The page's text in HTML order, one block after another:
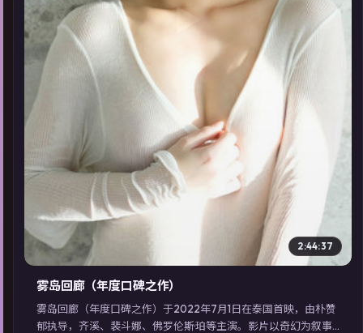
▶
2:44:37
雾岛回廊（年度口碑之作）
雾岛回廊（年度口碑之作）于2022年7月1日在泰国首映，由朴赞
郁执导，齐溪、裴斗娜、佛罗伦斯·珀等主演。影片以奇幻为叙事